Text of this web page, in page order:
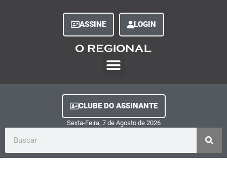
ASSINE LOGIN
CLUBE DO ASSINANTE
Sexta-Feira, 7de Agostode 2026